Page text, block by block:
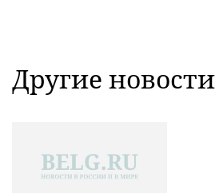
Другие новости